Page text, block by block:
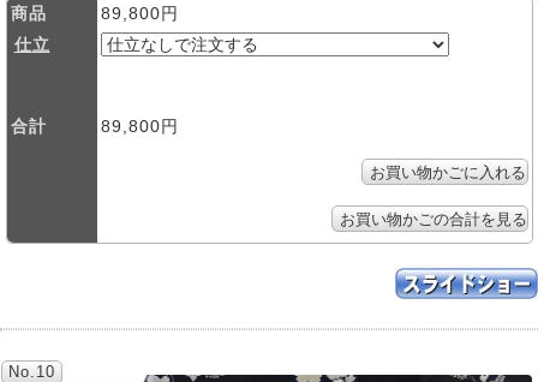
商品
89,800円
仕立
合計 89,800円
No.10